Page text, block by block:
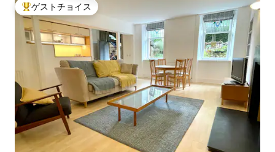
大好評のゲストチョイスです。
ゲストチョイス